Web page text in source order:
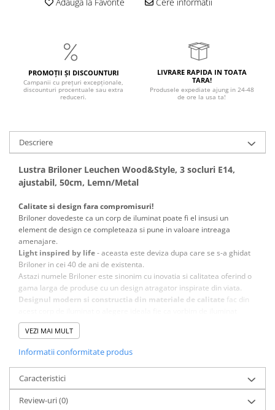
PROMOȚII ȘI DISCOUNTURI
Campanii cu prețuri excepționale,
discounturi procentuale sau extra
reduceri.
LIVRARE RAPIDA IN TOATA
TARA!
Produsele expediate ajung in 24-48
de ore la usa ta!
Descriere
Lustra Briloner Leuchen Wood&Style, 3 socluri E14,
ajustabil, 50cm, Lemn/Metal
Calitate si design fara compromisuri!
Briloner dovedeste ca un corp de iluminat poate fi el insusi un
element de design ce completeaza si pune in valoare intreaga
amenajare.
Light inspired by life- aceasta este deviza dupa care se s-a ghidat
Briloner in cei 40 de ani de existenta.
Astazi numele Briloner este sinonim cu inovatia si calitatea oferind o
gama larga de produse cu un design atragator inspirate din viata.
Designul modern si constructia din materiale de calitate fac din
rezidential, spatii de birouri sau comerciale.
Materialele folosite sunt atent alese inca din faza de proiectare
VEZI MAI MULT
Informatii conformitate produs
Caracteristici
Review-uri(0)